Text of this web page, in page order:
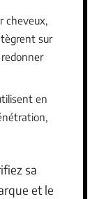
cheveux,
sur
en
sa
et le